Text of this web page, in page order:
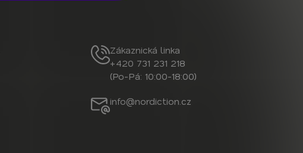
Zákaznická linka
+420 731 231 218
(Po-Pá: 10:00-18:00)
info@nordiction.cz